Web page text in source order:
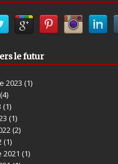
le futur
2023 (1)
(4)
(1)
(1)
(2)
(1)
(1)